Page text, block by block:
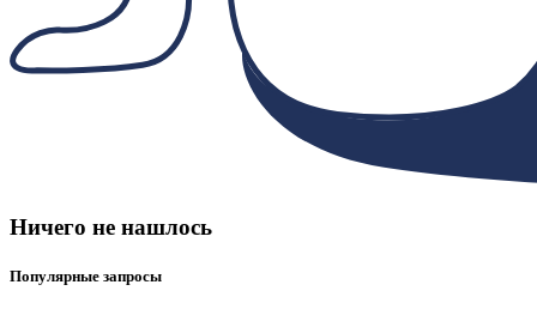
Ничего не нашлось
Популярные запросы